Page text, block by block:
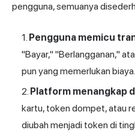
pengguna, semuanya
Pengguna memicu
"Bayar," "Berlangganan,"
pun yang memerlukan biaya.
Platform menangkap
kartu, token dompet, atau
diubah menjadi token di